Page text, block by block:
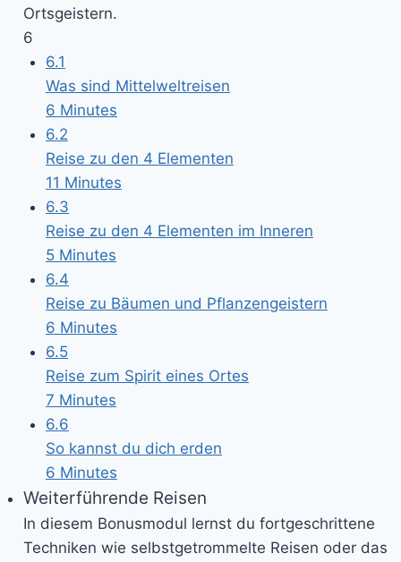
Ortsgeistern.
6
6.1
Was sind Mittelweltreisen
6 Minutes
6.2
Reise zu den 4 Elementen
11 Minutes
6.3
Reise zu den 4 Elementen im Inneren
5 Minutes
6.4
Reise zu Bäumen und Pflanzengeistern
6 Minutes
6.5
Reise zum Spirit eines Ortes
7 Minutes
6.6
So kannst du dich erden
6 Minutes
Weiterführende Reisen
In diesem Bonusmodul lernst du fortgeschrittene
Techniken wie selbstgetrommelte Reisen oder das